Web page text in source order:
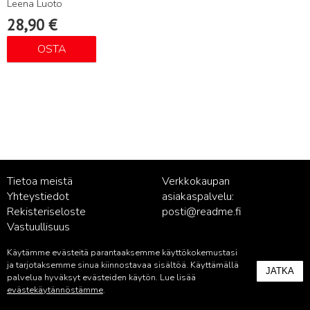
Leena Luoto
28,90 €
OSTA
Tietoa meistä
Yhteystiedot
Rekisteriseloste
Vastuullisuus
Verkkokaupan
asiakaspalvelu:
posti@readme.fi
Kustantamon asiakaspalvelu:
palvelu@readme.fi
Käytämme evästeitä parantaaksemme käyttökokemustasi
ja tarjotaksemme sinua kiinnostavaa sisältöä. Käyttämällä
palvelua hyväksyt evästeiden käytön. Lue lisää
evästekäytännöstämme.
JATKA